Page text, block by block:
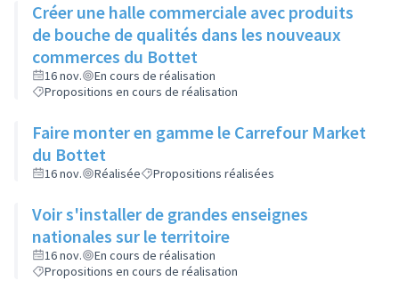
Créer une halle commerciale avec produits
de bouche de qualités dans les nouveaux
commerces du Bottet
16 nov.
En cours de réalisation
Propositions en cours de réalisation
Faire monter en gamme le Carrefour Market
du Bottet
16 nov. Réalisée Propositions réalisées
Voir s'installer de grandes enseignes
nationales sur le territoire
16 nov.
En cours de réalisation
Propositions en cours de réalisation